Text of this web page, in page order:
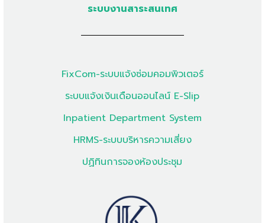
ระบบงานสาระสนเทศ
FixCom-ระบบแจ้งซ่อมคอมพิวเตอร์
ระบบแจ้งเงินเดือนออนไลน์ E-Slip
Inpatient Department System
HRMS-ระบบบริหารความเสี่ยง
ปฏิทินการจองห้องประชุม